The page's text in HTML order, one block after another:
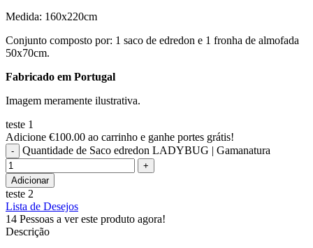
Medida: 160x220cm
Conjunto composto por: 1 saco de edredon e 1 fronha de almofada
50x70cm.
Fabricado em Portugal
Imagem meramente ilustrativa.
teste 1
Adicione €100.00 ao carrinho e ganhe portes grátis!
Quantidade de Saco edredon LADYBUG | Gamanatura
Adicionar
teste 2
Lista de Desejos
14 Pessoas a ver este produto agora!
Descrição